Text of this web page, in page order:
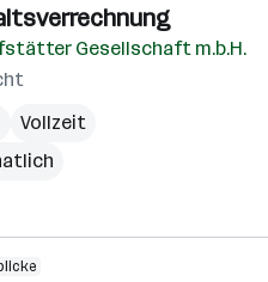
Gesellschaft m.b.H.
Vollzeit